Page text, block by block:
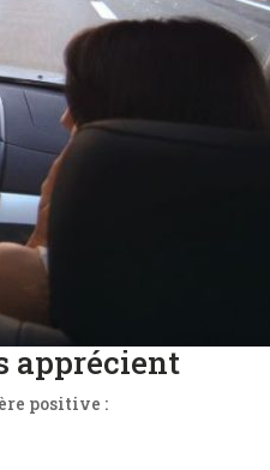
apprécient
positive :